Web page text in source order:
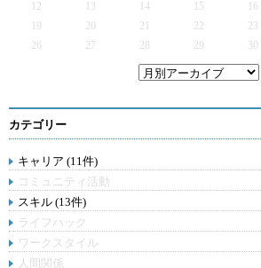
12
13 14 15 16
19
20 21 22 23
26
27 28 29 30
カテゴリー
キャリア (11件)
コミュニティ活動
スキル (13件)
ライフハック
ワークスタイル
人間関係